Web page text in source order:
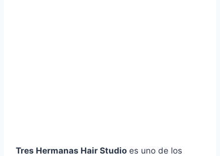
Tres Hermanas Hair Studio es uno de los